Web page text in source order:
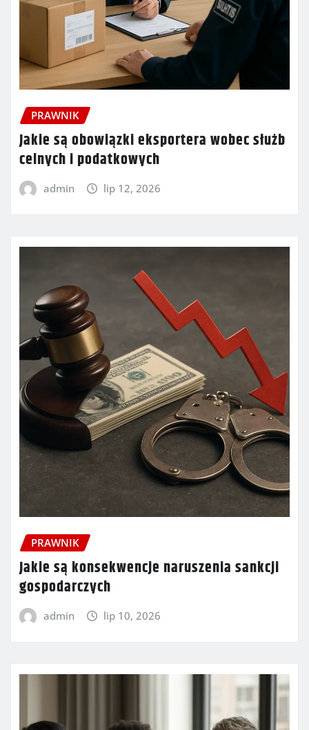
PRAWNIK
Jakie są obowiązki eksportera wobec służb
celnych i podatkowych
admin lip 12, 2026
PRAWNIK
Jakie są konsekwencje naruszenia sankcji
gospodarczych
admin lip 10, 2026